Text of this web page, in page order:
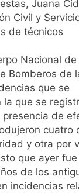
Juana
Civil y
de técnicos
Nacional de
Bomberos de
que se
que se
de
y otra por
que ayer
de los
incidencias